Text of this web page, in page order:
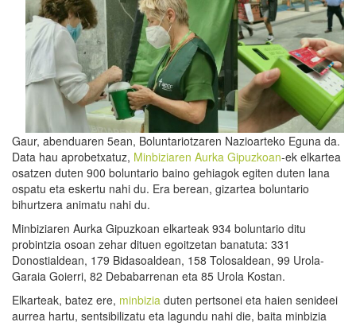
Gaur, abenduaren 5ean, Boluntariotzaren Nazioarteko Eguna da.
Data hau aprobetxatuz, Minbiziaren Aurka Gipuzkoan-ek elkartea
osatzen duten 900 boluntario baino gehiagok egiten duten lana
ospatu eta eskertu nahi du. Era berean, gizartea boluntario
bihurtzera animatu nahi du.
Minbiziaren Aurka Gipuzkoan elkarteak 934 boluntario ditu
probintzia osoan zehar dituen egoitzetan banatuta: 331
Donostialdean, 179 Bidasoaldean, 158 Tolosaldean, 99 Urola-
Garaia Goierri, 82 Debabarrenan eta 85 Urola Kostan.
Elkarteak, batez ere, minbizia duten pertsonei eta haien senideei
aurrea hartu, sentsibilizatu eta lagundu nahi die, baita minbizia